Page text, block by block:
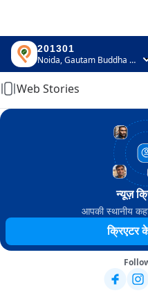
201301
Noida, Gautam Buddha Nagar, Uttar Pradesh
Home
Web Stories
न्यूज़
आपकी स्थानीय
क्रिएटर